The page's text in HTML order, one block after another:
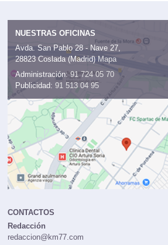
NUESTRAS OFICINAS
Avda. San Pablo 28 - Nave 27,
28823 Coslada (Madrid) Mapa
Administración: 91 724 05 70
Publicidad: 91 513 04 95
CONTACTOS
Redacción
redaccion@km77.com